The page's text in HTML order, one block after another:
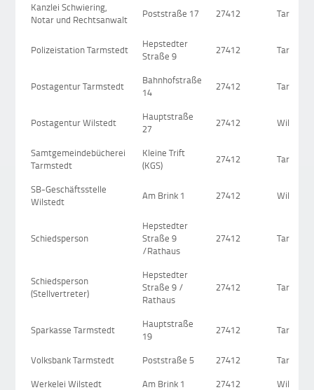
Kanzlei Schwiering,
Notar und Rechtsanwalt
Poststraße 17 27412
Polizeistation Tarmstedt
Hepstedter
Straße 9
27412
Postagentur Tarmstedt
Bahnhofstraße
14
27412
Postagentur Wilstedt
Hauptstraße
27
27412 Wilstedt
Samtgemeindebücherei
Tarmstedt
Kleine Trift
(KGS)
27412
SB-Geschäftsstelle
Wilstedt
Am Brink 1 27412 Wilstedt
Schiedsperson
Hepstedter
Straße 9
/Rathaus
27412
Schiedsperson
(Stellvertreter)
Hepstedter
Straße 9 /
Rathaus
27412
Sparkasse Tarmstedt
Hauptstraße
19
27412
Volksbank Tarmstedt Poststraße 5 27412
Werkelei Wilstedt
Am Brink 1 27412 Wilstedt